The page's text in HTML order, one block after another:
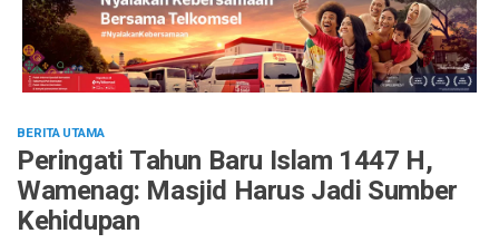
BERITA UTAMA
Peringati Tahun Baru Islam 1447 H,
Wamenag: Masjid Harus Jadi Sumber
Kehidupan